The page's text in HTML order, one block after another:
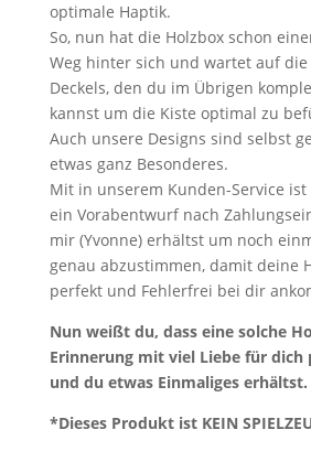
optimale Haptik.
So, nun hat die Holzbox schon
Weg hinter sich und wartet auf die
Deckels, den du im Übrigen
kannst um die Kiste optimal zu
Auch unsere Designs sind selbst
etwas ganz Besonderes.
Mit in unserem Kunden-Service
ein Vorabentwurf nach
mir (Yvonne) erhältst um noch
genau abzustimmen, damit deine
perfekt und Fehlerfrei bei dir
Nun weißt du, dass eine solche
Erinnerung mit viel Liebe für
und du etwas Einmaliges erhältst.
*Dieses Produkt ist KEIN